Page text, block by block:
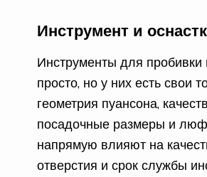
Инструмент и
Инструменты для пробивки
просто, но у них есть свои
геометрия пуансона,
посадочные размеры и
напрямую влияют на
отверстия и срок службы